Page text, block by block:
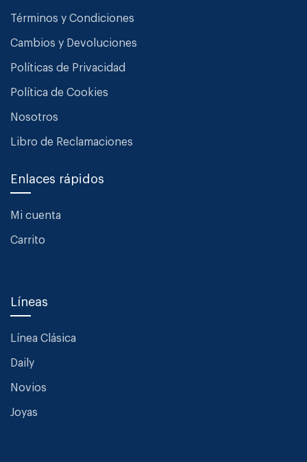
Términos y Condiciones
Cambios y Devoluciones
Políticas de Privacidad
Política de Cookies
Nosotros
Libro de Reclamaciones
Enlaces rápidos
Mi cuenta
Carrito
Líneas
Línea Clásica
Daily
Novios
Joyas